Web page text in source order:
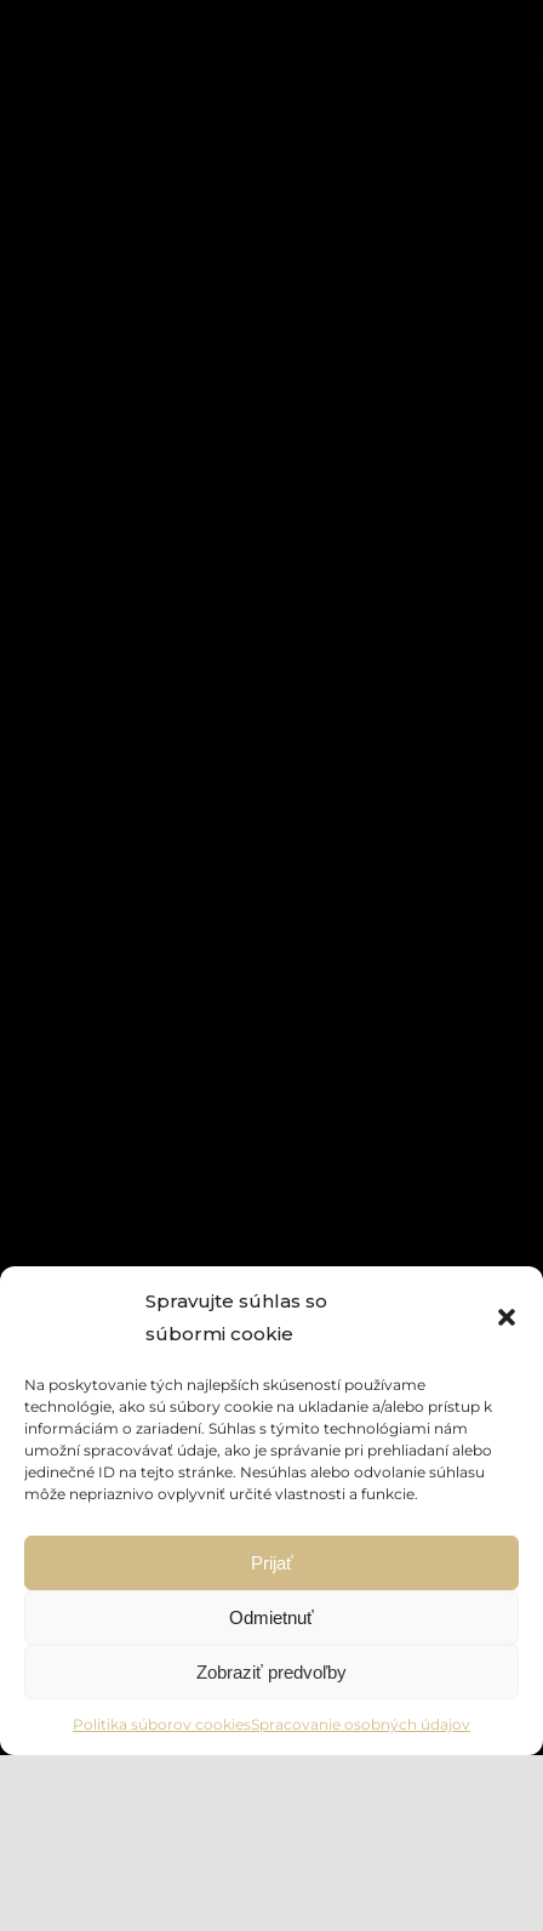
Spravujte súhlas so
súbormi cookie
Na poskytovanie tých najlepších skúseností používame
technológie, ako sú súbory cookie na ukladanie a/alebo prístup k
informáciám o zariadení. Súhlas s týmito technológiami nám
umožní spracovávať údaje, ako je správanie pri prehliadaní alebo
jedinečné ID na tejto stránke. Nesúhlas alebo odvolanie súhlasu
môže nepriaznivo ovplyvniť určité vlastnosti a funkcie.
Prijať
Odmietnuť
Zobraziť predvoľby
Politika súborov cookiesSpracovanie osobných údajov
OBJAVTE